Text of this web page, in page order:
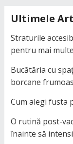
Ultimele
Straturile
pentru mai
Bucătăria cu
borcane
Cum alegi fusta
O rutină post-
înainte să